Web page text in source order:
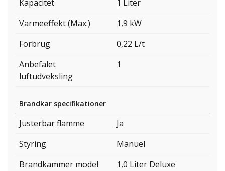
Kapacitet
1 Liter
Varmeeffekt (Max.)
1,9 kW
Forbrug
0,22 L/t
Anbefalet
luftudveksling
1
Brandkar specifikationer
Justerbar flamme
Ja
Styring
Manuel
Brandkammer model
1,0 Liter Deluxe